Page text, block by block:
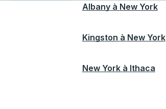
Albany à New York
Kingston à New York
New York à Ithaca